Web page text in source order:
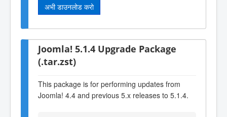
अभी डाउनलोड करो
Joomla! 5.1.4 Upgrade Package
(.tar.zst)
This package is for performing updates from
Joomla! 4.4 and previous 5.x releases to 5.1.4.